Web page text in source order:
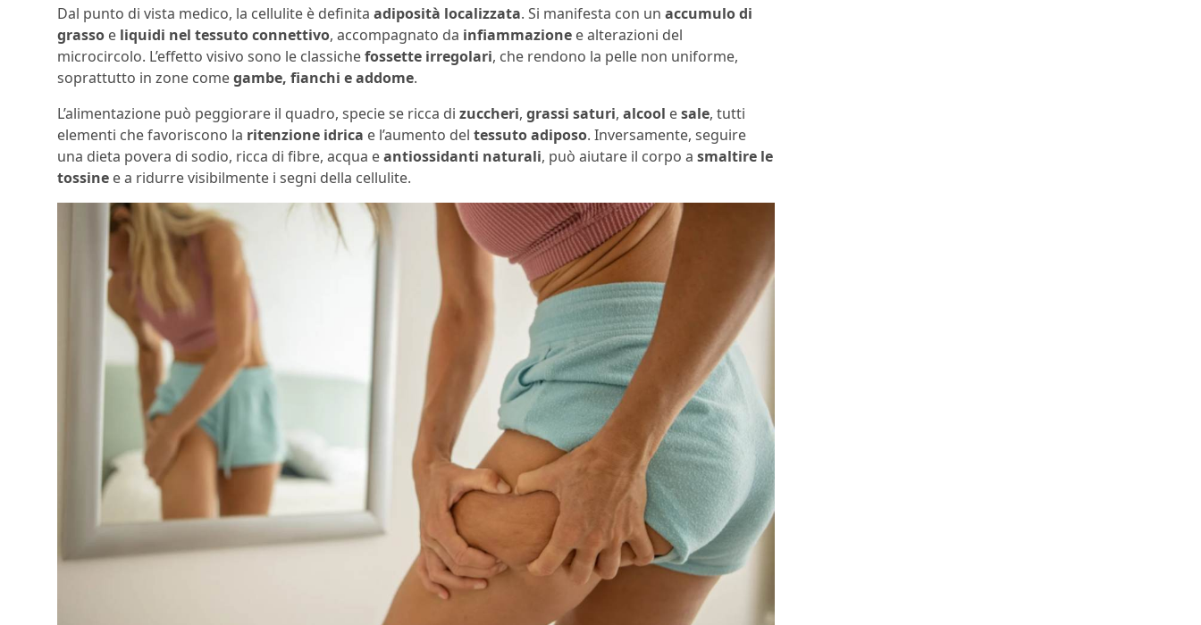
Dal punto di vista medico, la cellulite è definita adiposità localizzata. Si manifesta con un accumulo di
grasso e liquidi nel tessuto connettivo, accompagnato da infiammazione e alterazioni del
microcircolo. L’effetto visivo sono le classichefossette irregolari, che rendono la pelle non uniforme,
soprattutto in zone comegambe, fianchi e addome.
L’alimentazione può peggiorare il quadro, specie se ricca di zuccheri, grassi saturi, alcool esale, tutti
elementi che favoriscono la ritenzione idrica e l’aumento del tessuto adiposo. Inversamente, seguire
una dieta povera di sodio, ricca di fibre, acqua eantiossidanti naturali, può aiutare il corpo a smaltire le
tossine e a ridurre visibilmente i segni della cellulite.